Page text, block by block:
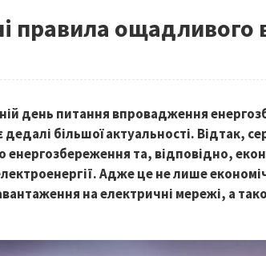
правила ощадливого
день питання впровадження
дедалі більшої актуальності. Відтак,
та, відповідно,
Адже це не лише
на електричні мережі, а